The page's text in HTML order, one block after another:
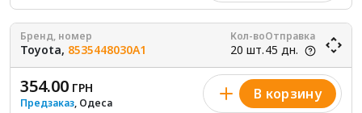
Бренд, номер
Toyota, 8535448030A1
Кол-во
20 шт.
Отправка
45 дн.
354.00 ГРН
Предзаказ, Одеса
В корзину